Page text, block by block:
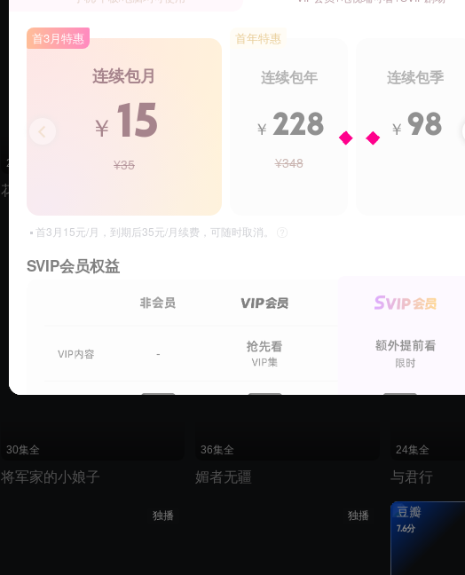
24集全
花轿喜事
独播
30集全
将军家的小娘子
豆瓣
36集全
媚者无疆
24集全
与君行
独播 独播 豆瓣
7.6分
首3月特惠
连续包月
￥ 15
¥35
首年特惠
连续包年
￥ 228
¥348
连续包季
￥ 98
首3月15元/月，到期后35元/月续费，可随时取消。
SVIP会员权益